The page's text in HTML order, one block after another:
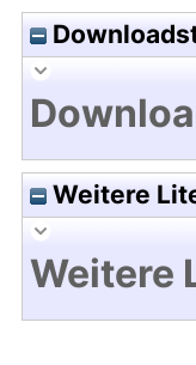
Weitere
Weitere